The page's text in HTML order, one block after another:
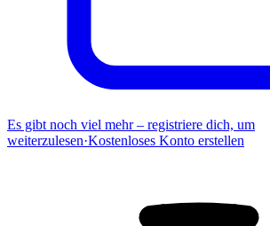
Es gibt noch viel mehr – registriere dich, um
weiterzulesen·Kostenloses Konto erstellen